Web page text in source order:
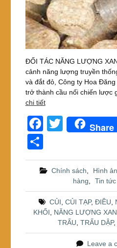
ĐỐI TÁC NĂNG LƯỢNG
cảnh năng lượng truyền
và đắt đỏ, Công ty Hoa
trở thành cầu nối chiến lược
chi tiết
F
a
c
e
o
o
k
T
er
Share
S
h
ar
e
Chính sách
Hình
hàng
Tin
CỦI CỦI TẠP, ĐIỀU
KHỐI
NĂNG LƯỢNG
TRẤU TRẤU DẬP,
Leave a